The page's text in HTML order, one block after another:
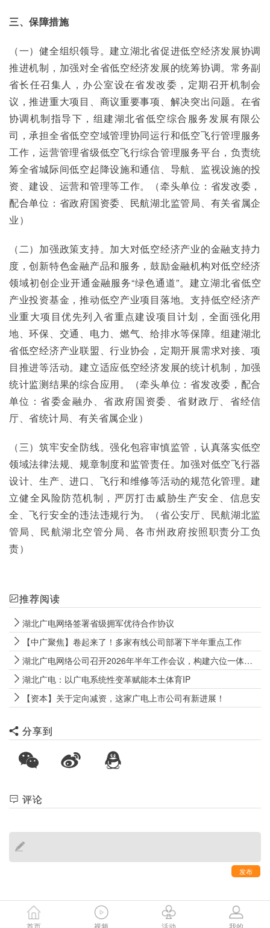
三、保障措施
（一）健全组织领导。建立湖北省促进低空经济发展协调
推进机制，加强对全省低空经济发展的统筹协调。常务副
省长任召集人，办公室设在省发改委，定期召开机制会
议，推进重大项目、商议重要事项、解决突出问题。在省
协调机制指导下，组建湖北省低空综合服务发展有限公
司，承担全省低空空域管理协同运行和低空飞行管理服务
工作，运营管理省级低空飞行综合管理服务平台，负责统
筹全省城际间低空起降设施和通信、导航、监视设施的投
资、建设、运营和管理等工作。（牵头单位：省发改委，
配合单位：省政府国资委、民航湖北监管局、有关省属企
业）
（二）加强政策支持。加大对低空经济产业的金融支持力
度，创新特色金融产品和服务，鼓励金融机构对低空经济
领域初创企业开通金融服务“绿色通道”。建立湖北省低空
产业投资基金，推动低空产业项目落地。支持低空经济产
业重大项目优先列入省重点建设项目计划，全面强化用
地、环保、交通、电力、燃气、给排水等保障。组建湖北
省低空经济产业联盟、行业协会，定期开展需求对接、项
目推进等活动。建立适应低空经济发展的统计机制，加强
统计监测结果的综合应用。（牵头单位：省发改委，配合
单位：省委金融办、省政府国资委、省财政厅、省经信
厅、省统计局、有关省属企业）
（三）筑牢安全防线。强化包容审慎监管，认真落实低空
领域法律法规、规章制度和监管责任。加强对低空飞行器
设计、生产、进口、飞行和维修等活动的规范化管理。建
立健全风险防范机制，严厉打击威胁生产安全、信息安
全、飞行安全的违法违规行为。（省公安厅、民航湖北监
管局、民航湖北空管分局、各市州政府按照职责分工负
责）
推荐阅读
湖北广电网络签署省级拥军优待合作协议
【中广聚焦】卷起来了！多家有线公司部署下半年重点工作
湖北广电网络公司召开2026年半年工作会议，构建六位一体发展格局
湖北广电：以广电系统性变革赋能本土体育IP
【资本】关于定向减资，这家广电上市公司有新进展！
分享到
评论
发布
首页 视频 活动 我的